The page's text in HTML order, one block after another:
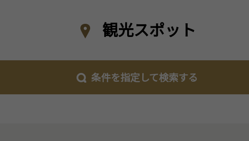
観光スポット
条件を指定して検索する